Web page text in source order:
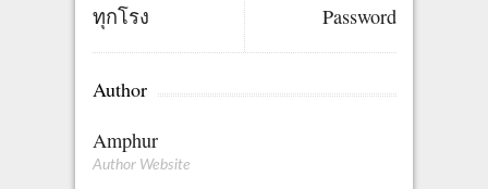
Password
ทุกโรง
Author
Amphur
Author Website